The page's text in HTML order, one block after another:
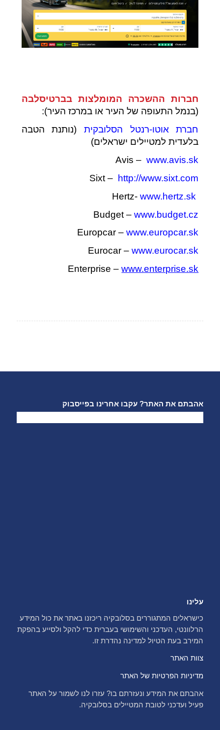
חברות ההשכרה המומלצות בברטיסלבה
(בנמל התעופה של העיר או במרכז העיר):
חברת אוטו-רנטל הסלובקית(נותנת הטבה
בלעדית למטיילים ישראלים)
Avis –www.avis.sk
Sixt – http://www.sixt.com
www.hertz.sk
Budget –www.budget.cz
Europcar –www.europcar.sk
Eurocar –www.eurocar.sk
Enterprise –www.enterprise.sk
אהבתם את האתר? עקבו אחרינו בפייסבוק
עלינו
כישראלים המתגוררים בסלובקיה ריכזנו באתר את כול המידע
הרלוונטי, העדכני והשימושי בעברית כדי להקל ולסייע בהפקת
המירב בעת הטיול למדינה נהדרת זו.
צוות האתר
מדיניות הפרטיות של האתר
אהבתם את המידע ונעזרתם בו? עזרו לנו לשמור על האתר
פעיל ועדכני לטובת המטיילים בסלובקיה.